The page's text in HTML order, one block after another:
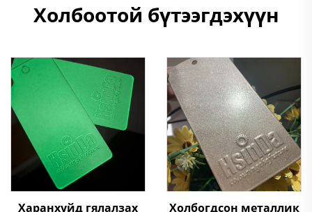
Холбоотой бүтээгдэхүүн
Харанхуйд гялалзах
Холбогдсон металлик